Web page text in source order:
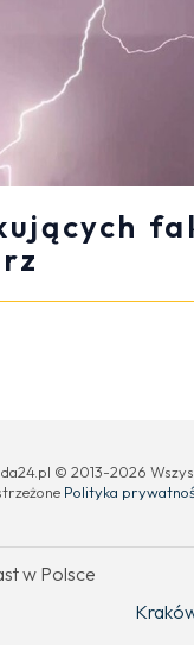
© 2013-2026
Polityka
w Polsce